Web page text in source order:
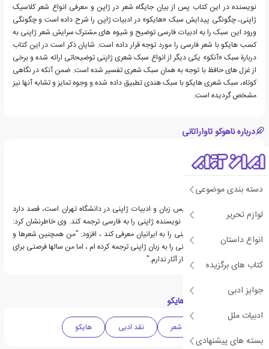
دسته بندی موضوعی
لوازم تحریر
انواع داستان
کتاب های برگزیده
جوایز ادبی
ادبیات ملل
بسته های پیشنهادی
نویسنده در این کتاب پس از بیان جایگاه شعر در ژاپن و معرفی انواع شعر کلاسیک
ژاپنی، چگونگی پیدایش سبک «هایکو» در ادبیات ژاپن را شرح داده است و چگونگی
ورود این سبک را به ادبیات فارسی توضیح و شیوه های مشترک سرایش شعر ژاپنی به
کسب هایکو با شعر فارسی را مورد توجه قرار داده است. شایان ذکر است در این کتاب
دربارة سبک «آنکو» یکی دیگر از انواع سبک شعری ژاپنی توضیحاتی ارائه شده و برخی
از غزل های حافظ با توجه به همان سبک شعری تفسیر شده است. ضمن آنکه در نگاهی
کوتاه، سبک شعری هایکو با سبک هندی تطبیق داده شده و وجوه تمایز و تشابه آنها نیز
مشخص گردیده است.
درباره ناهوکو تاواراتانی
تاواراتانی که مشغول تدریس زبان و ادبیات ژاپنی در دانشگاه تهران است، قصد دارد
چندین داستان توسط 15 نویسنده ژاپنی را به فارسی ترجمه کند. وی خاطرنشان کرد:
مصمم است که ادبیات ژاپنی را به ایرانیان معرفی کند ، افزود: "من همچنین شعرها و
داستانهای نویسندگان ایرانی را به زبان ژاپنی ترجمه کرده ام ، اما من سالها فرصتی برای
بازدید از کشورم برای انتشار آثار ندارم."
دسته بندی های کتاب هایکو
شعر نقد ادبی هایکو